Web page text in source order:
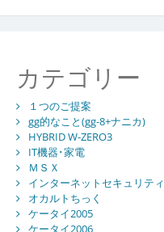
カテゴリー
１つのご提案
gg的なこと(gg-8+ナニカ)
HYBRID W-ZERO3
IT機器･家電
ＭＳＸ
インターネットセキュリティ
オカルトちっく
ケータイ2005
ケータイ2006